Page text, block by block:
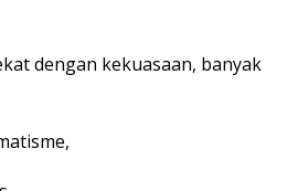
dengan kekuasaan, banyak